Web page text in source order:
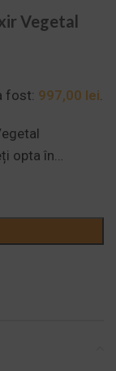
Vegetal
fost: 997,00 lei.
opta în